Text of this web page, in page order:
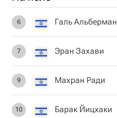
6 Галь Альберман
7 Эран Захави
9 Махран Ради
10 Барак Йицхаки